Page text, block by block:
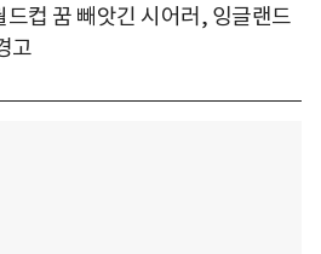
드컵 꿈 빼앗긴 시어러, 잉글랜드
고